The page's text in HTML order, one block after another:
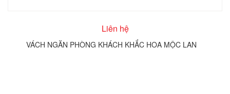
Liên hệ
VÁCH NGĂN PHÒNG KHÁCH KHẮC HOA MỘC LAN